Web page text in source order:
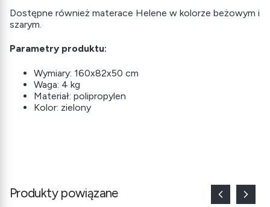
Dostępne również materace Helene w kolorze beżowym i
szarym.
Parametry produktu:
Wymiary: 160x82x50 cm
Waga: 4 kg
Materiał: polipropylen
Kolor: zielony
Produkty powiązane